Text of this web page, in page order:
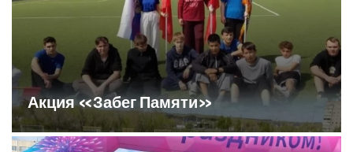
Акция «Забег Памяти»